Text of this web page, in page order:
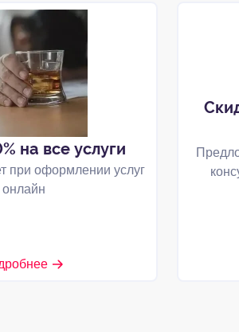
на все услуги
при оформлении услуг
онлайн